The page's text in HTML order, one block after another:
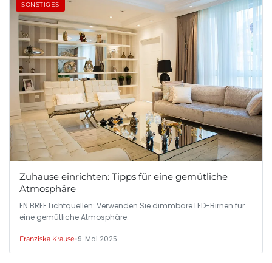
SONSTIGES
Zuhause einrichten: Tipps für eine gemütliche
Atmosphäre
EN BREF Lichtquellen: Verwenden Sie dimmbare LED-Birnen für
eine gemütliche Atmosphäre.
Franziska Krause•9. Mai 2025